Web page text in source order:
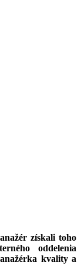
získali toho
oddelenia
kvality a